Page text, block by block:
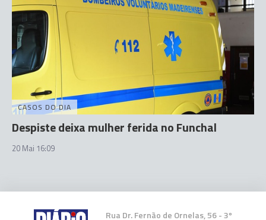
CASOS DO DIA
Despiste deixa mulher ferida no Funchal
20 Mai 16:09
Rua Dr. Fernão de Ornelas, 56 - 3º